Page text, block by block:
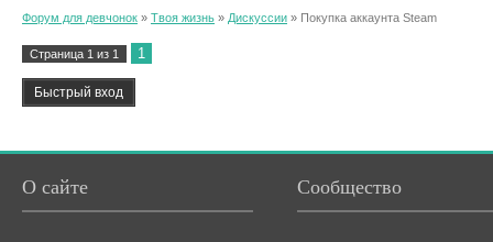
Форум для девчонок » Твоя жизнь » Дискуссии » Покупка аккаунта Steam
Страница 1 из 1 1
О сайте Сообщество